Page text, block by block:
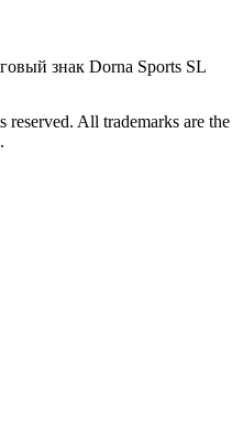
знак Dorna Sports SL
All trademarks are the